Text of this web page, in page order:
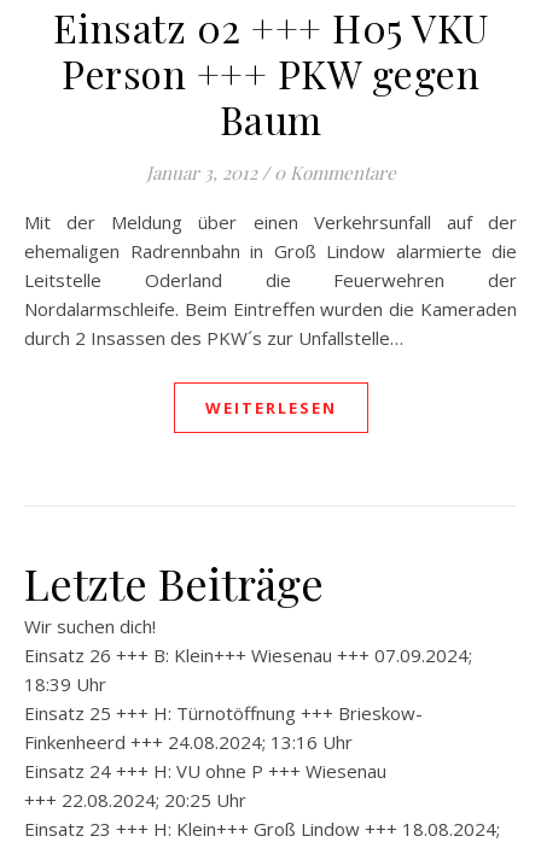
Einsatz 02 +++ H05 VKU
Person +++ PKW gegen
Baum
Januar 3, 2012 / 0 Kommentare
Mit der Meldung über einen Verkehrsunfall auf der
ehemaligen Radrennbahn in Groß Lindow alarmierte die
Leitstelle Oderland die Feuerwehren der
Nordalarmschleife. Beim Eintreffen wurden die Kameraden
durch 2 Insassen des PKW´s zur Unfallstelle…
WEITERLESEN
Letzte Beiträge
Wir suchen dich!
Einsatz 26 +++ B: Klein+++ Wiesenau +++ 07.09.2024;
18:39 Uhr
Einsatz 25 +++ H: Türnotöffnung +++ Brieskow-
Finkenheerd +++ 24.08.2024; 13:16 Uhr
Einsatz 24 +++ H: VU ohne P +++ Wiesenau
+++ 22.08.2024; 20:25 Uhr
Einsatz 23 +++ H: Klein+++ Groß Lindow +++ 18.08.2024;